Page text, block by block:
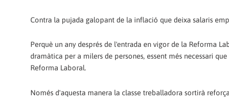
Contra la pujada galopant de la inflació que deixa salaris
Perquè un any després de l'entrada en vigor de la Reforma
dramàtica per a milers de persones, essent més necessari
Reforma Laboral.
Només d'aquesta manera la classe treballadora sortirà